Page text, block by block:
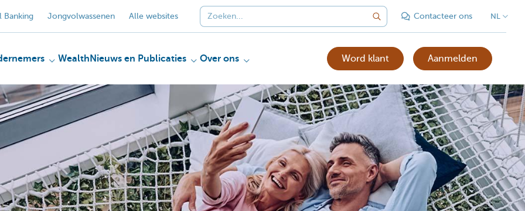
Banking Jongvolwassenen Alle websites Contacteer ons NL
Wealth Nieuws en Publicaties Over ons Word klant Aanmelden